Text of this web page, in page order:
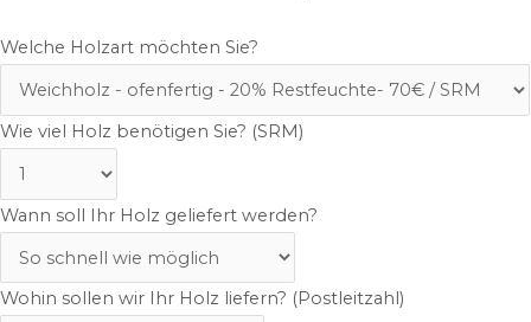
Welche Holzart möchten Sie?
Wie viel Holz benötigen Sie? (SRM)
Wann soll Ihr Holz geliefert werden?
Wohin sollen wir Ihr Holz liefern? (Postleitzahl)